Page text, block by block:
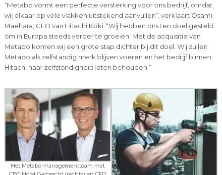
“Metabo vormt een perfecte versterking voor ons bedrijf, omdat
wij elkaar op vele vlakken uitstekend aanvullen”, verklaart Osami
Maehara, CEO van Hitachi Koki. “Wij hebben ons ten doel gesteld
om in Europa steeds verder te groeien. Met de acquisitie van
Metabo komen wij een grote stap dichter bij dit doel. Wij zullen
Metabo als zelfstandig merk blijven voeren en het bedrijf binnen
Hitachi haar zelfstandigheid laten behouden.”
Het Metabo-managementteam met